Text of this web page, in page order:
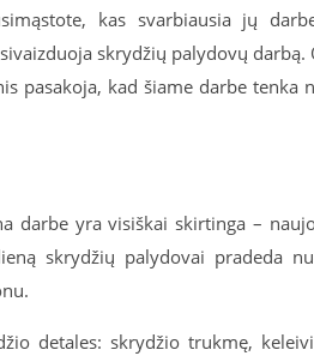
kas svarbiausia jų
skrydžių palydovų darbą.
pasakoja, kad šiame darbe tenka
darbe yra visiškai skirtinga –
skrydžių palydovai pradeda
detales: skrydžio trukmę,